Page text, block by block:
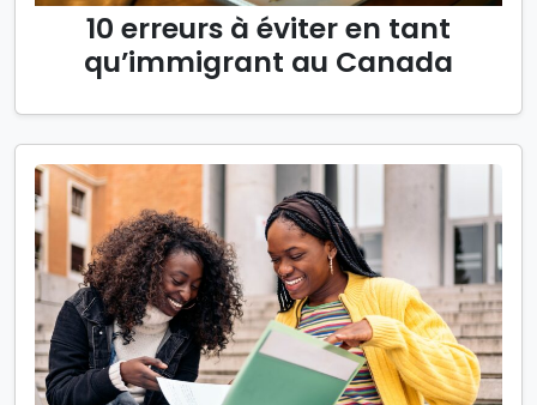
10 erreurs à éviter en tant
qu’immigrant au Canada